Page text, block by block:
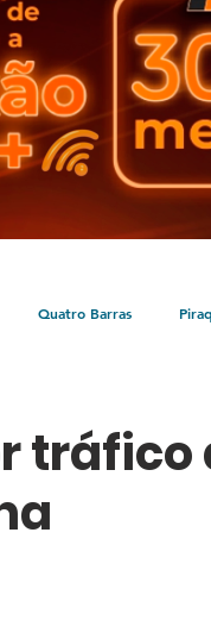
Quatro Barras
tráfico